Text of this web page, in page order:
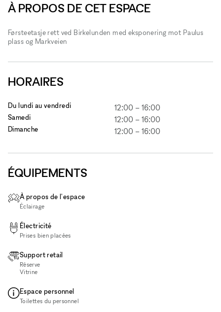
À PROPOS DE CET ESPACE
Førsteetasje rett ved Birkelunden med eksponering mot Paulus
plass og Markveien
HORAIRES
Du lundi au vendredi 12:00 – 16:00
Samedi 12:00 – 16:00
Dimanche 12:00 – 16:00
ÉQUIPEMENTS
À propos de l'espace
Éclairage
Électricité
Prises bien placées
Support retail
Réserve
Vitrine
Espace personnel
Toilettes du personnel